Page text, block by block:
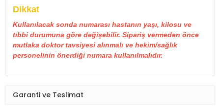
Dikkat
Kullanılacak sonda numarası hastanın yaşı, kilosu ve
tıbbi durumuna göre değişebilir. Sipariş vermeden önce
mutlaka doktor tavsiyesi alınmalı ve hekim/sağlık
personelinin önerdiği numara kullanılmalıdır.
Garanti ve Teslimat